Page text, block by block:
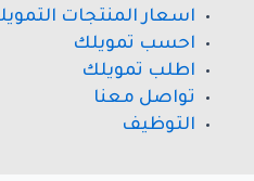
اسعار المنتجات
احسب تمويلك
اطلب تمويلك
تواصل معنا
التوظيف